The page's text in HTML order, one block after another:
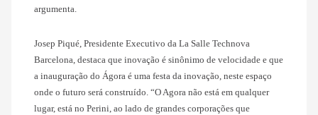
argumenta.
Josep Piqué, Presidente Executivo da La Salle Technova
Barcelona, destaca que inovação é sinônimo de velocidade e que
a inauguração do Ágora é uma festa da inovação, neste espaço
onde o futuro será construído. “O Agora não está em qualquer
lugar, está no Perini, ao lado de grandes corporações que